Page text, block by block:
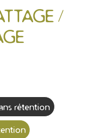
/
rétention